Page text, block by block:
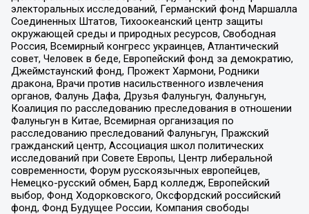
электоральных исследований, Германский фонд Маршалла
Соединенных Штатов, Тихоокеанский центр защиты
окружающей среды и природных ресурсов, Свободная
Россия, Всемирный конгресс украинцев, Атлантический
совет, Человек в беде, Европейский фонд за демократию,
Джеймстаунский фонд, Прожект Хармони, Родники
дракона, Врачи против насильственного извлечения
органов, Фалунь Дафа, Друзья Фалуньгун, Фалуньгун,
Коалиция по расследованию преследования в отношении
Фалуньгун в Китае, Всемирная организация по
расследованию преследований Фалуньгун, Пражский
гражданский центр, Ассоциация школ политических
исследований при Совете Европы, Центр либеральной
современности, Форум русскоязычных европейцев,
Немецко-русский обмен, Бард колледж, Европейский
выбор, Фонд Ходорковского, Оксфордский российский
фонд, Фонд Будущее России, Компания свободы